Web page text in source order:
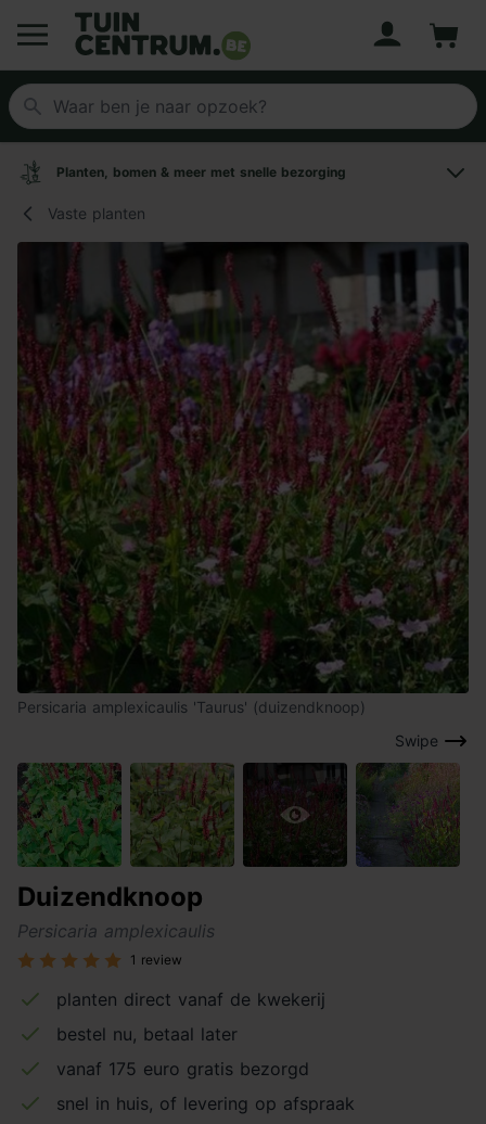
Logo Tuincentrum.be
Planten, bomen & meer met snelle bezorging
Vaste planten
Swipe
Persicaria amplexicaulis 'Taurus' (duizendknoop)
Duizendknoop
Persicaria amplexicaulis
1 review
planten direct vanaf de kwekerij
bestel nu, betaal later
vanaf 175 euro gratis bezorgd
snel in huis, of levering op afspraak